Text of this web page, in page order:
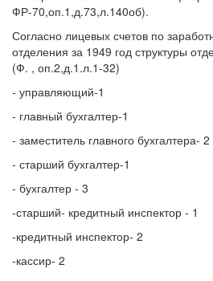
ФР-70,оп.1,д.73,л.140об).
Согласно лицевых счетов по
отделения за 1949 год структуры
(Ф. , оп.2,д.1.л.1-32)
- управляющий-1
- главный бухгалтер-1
- заместитель главного бухгалтера- 2
- старший бухгалтер-1
- бухгалтер - 3
-старший- кредитный инспектор - 1
-кредитный инспектор- 2
-кассир- 2